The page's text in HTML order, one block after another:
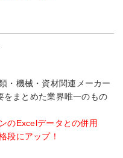
・機械・資材関連メーカー
をまとめた業界唯一のもの
のExcelデータとの併用
段にアップ！